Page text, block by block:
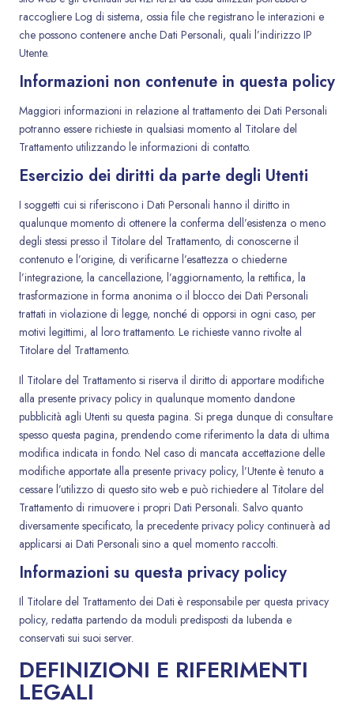
raccogliere Log di sistema, ossia file che registrano le interazioni e
che possono contenere anche Dati Personali, quali l’indirizzo IP
Utente.
Informazioni non contenute in questa policy
Maggiori informazioni in relazione al trattamento dei Dati Personali
potranno essere richieste in qualsiasi momento al Titolare del
Trattamento utilizzando le informazioni di contatto.
Esercizio dei diritti da parte degli Utenti
I soggetti cui si riferiscono i Dati Personali hanno il diritto in
qualunque momento di ottenere la conferma dell’esistenza o meno
degli stessi presso il Titolare del Trattamento, di conoscerne il
contenuto e l’origine, di verificarne l’esattezza o chiederne
l’integrazione, la cancellazione, l’aggiornamento, la rettifica, la
trasformazione in forma anonima o il blocco dei Dati Personali
trattati in violazione di legge, nonché di opporsi in ogni caso, per
motivi legittimi, al loro trattamento. Le richieste vanno rivolte al
Titolare del Trattamento.
Il Titolare del Trattamento si riserva il diritto di apportare modifiche
alla presente privacy policy in qualunque momento dandone
pubblicità agli Utenti su questa pagina. Si prega dunque di consultare
spesso questa pagina, prendendo come riferimento la data di ultima
modifica indicata in fondo. Nel caso di mancata accettazione delle
modifiche apportate alla presente privacy policy, l’Utente è tenuto a
cessare l’utilizzo di questo sito web e può richiedere al Titolare del
Trattamento di rimuovere i propri Dati Personali. Salvo quanto
diversamente specificato, la precedente privacy policy continuerà ad
applicarsi ai Dati Personali sino a quel momento raccolti.
Informazioni su questa privacy policy
Il Titolare del Trattamento dei Dati è responsabile per questa privacy
policy, redatta partendo da moduli predisposti da Iubenda e
conservati sui suoi server.
DEFINIZIONI E RIFERIMENTI
LEGALI